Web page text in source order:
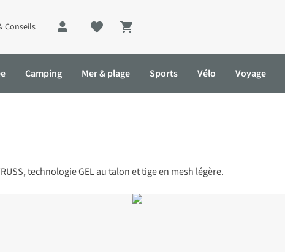
Conseils
Shopping cart
Camping Mer & plage Sports Vélo Voyage
technologie GEL au talon et tige en mesh légère.